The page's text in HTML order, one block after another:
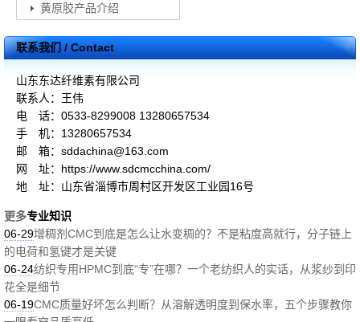
黄原胶产品介绍
联系我们 / Contact
山东东达纤维素有限公司
联系人：王伟
电 话：0533-8299008 13280657534
手 机：13280657534
邮 箱：sddachina@163.com
网 址：https://www.sdcmcchina.com/
地 址：山东省淄博市周村区开发区工业园16号
更多专业知识
06-29增稠剂CMC到底是怎么让水变稠的？不是粘度高就行，分子链上
的电荷和氢键才是关键
06-24纺织专用HPMC到底“专”在哪？一个老纺织人的实话，从浆纱到印
花全是细节
06-19CMC质量好坏怎么判断？从溶解透明度到保水率，五个步骤教你